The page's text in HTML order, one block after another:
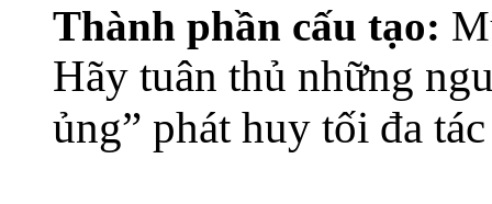
Thành phần cấu tạo:
Hãy tuân thủ những
ủng” phát huy tối đa